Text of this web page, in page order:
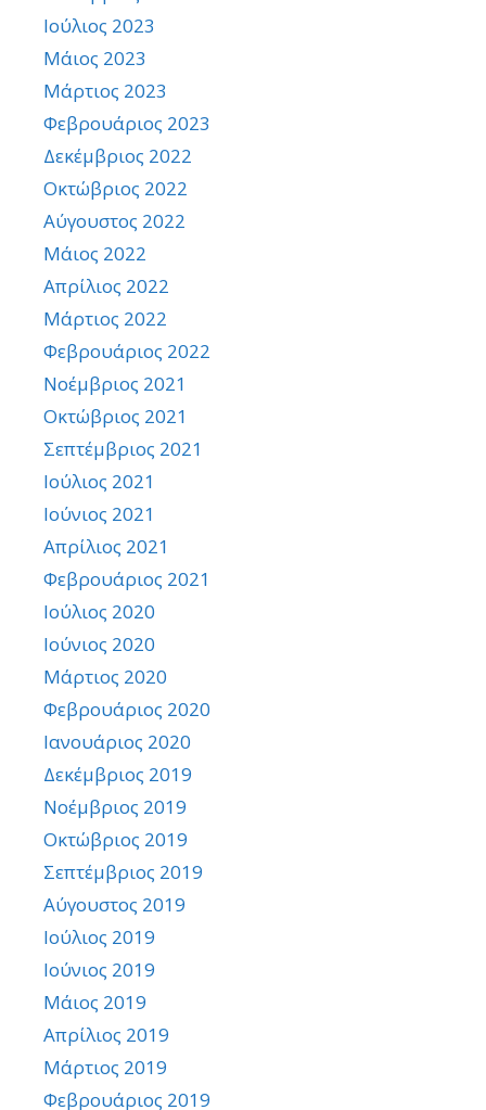
Ιούλιος 2023
Μάιος 2023
Μάρτιος 2023
Φεβρουάριος 2023
Δεκέμβριος 2022
Οκτώβριος 2022
Αύγουστος 2022
Μάιος 2022
Απρίλιος 2022
Μάρτιος 2022
Φεβρουάριος 2022
Νοέμβριος 2021
Οκτώβριος 2021
Σεπτέμβριος 2021
Ιούλιος 2021
Ιούνιος 2021
Απρίλιος 2021
Φεβρουάριος 2021
Ιούλιος 2020
Ιούνιος 2020
Μάρτιος 2020
Φεβρουάριος 2020
Ιανουάριος 2020
Δεκέμβριος 2019
Νοέμβριος 2019
Οκτώβριος 2019
Σεπτέμβριος 2019
Αύγουστος 2019
Ιούλιος 2019
Ιούνιος 2019
Μάιος 2019
Απρίλιος 2019
Μάρτιος 2019
Φεβρουάριος 2019